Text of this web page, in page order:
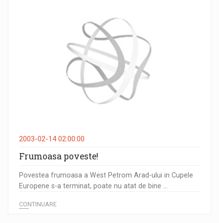
2003-02-14 02:00:00
Frumoasa poveste!
Povestea frumoasa a West Petrom Arad-ului in Cupele
Europene s-a terminat, poate nu atat de bine ...
CONTINUARE